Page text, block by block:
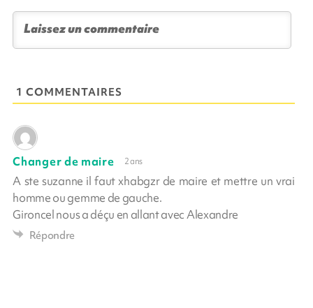
1 COMMENTAIRES
Changer de maire 2 ans
A ste suzanne il faut xhabgzr de maire et mettre un vrai
homme ou gemme de gauche.
Gironcel nous a déçu en allant avec Alexandre
Répondre